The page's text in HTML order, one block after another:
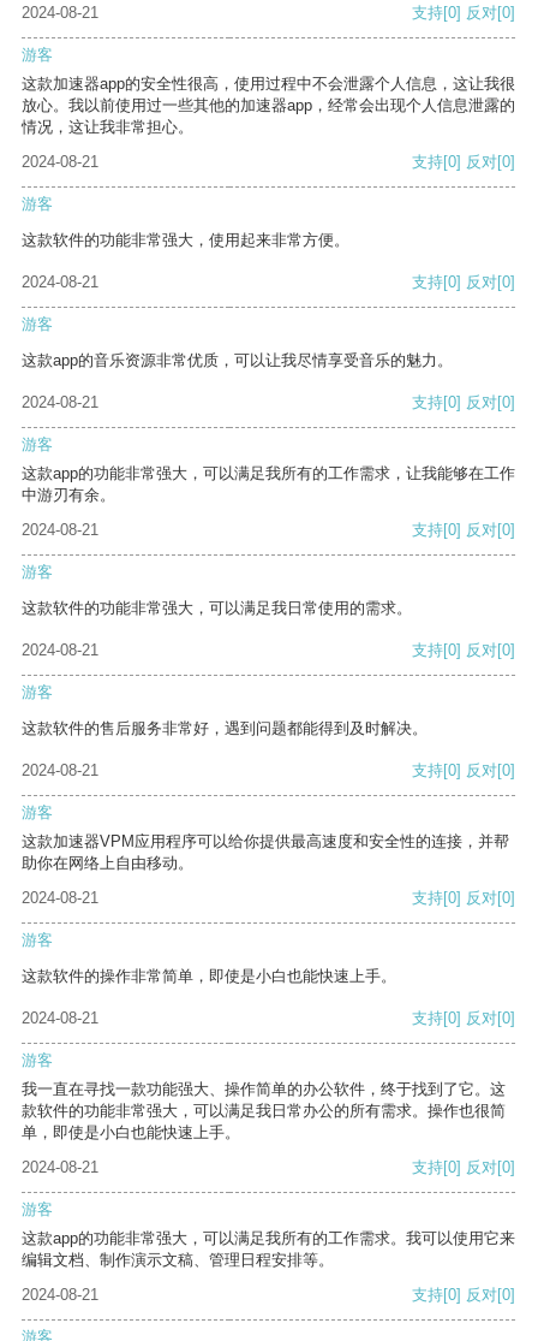
2024-08-21 支持[0] 反对[0]
游客
这款加速器app的安全性很高，使用过程中不会泄露个人信息，这让我很
放心。我以前使用过一些其他的加速器app，经常会出现个人信息泄露的
情况，这让我非常担心。
2024-08-21
支持[0] 反对[0]
游客
这款软件的功能非常强大，使用起来非常方便。
2024-08-21 支持[0] 反对[0]
游客
这款app的音乐资源非常优质，可以让我尽情享受音乐的魅力。
2024-08-21 支持[0] 反对[0]
游客
这款app的功能非常强大，可以满足我所有的工作需求，让我能够在工作
中游刃有余。
2024-08-21
支持[0] 反对[0]
游客
这款软件的功能非常强大，可以满足我日常使用的需求。
2024-08-21 支持[0] 反对[0]
游客
这款软件的售后服务非常好，遇到问题都能得到及时解决。
2024-08-21 支持[0] 反对[0]
游客
这款加速器VPM应用程序可以给你提供最高速度和安全性的连接，并帮
助你在网络上自由移动。
2024-08-21
支持[0] 反对[0]
游客
这款软件的操作非常简单，即使是小白也能快速上手。
2024-08-21 支持[0] 反对[0]
游客
我一直在寻找一款功能强大、操作简单的办公软件，终于找到了它。这
款软件的功能非常强大，可以满足我日常办公的所有需求。操作也很简
单，即使是小白也能快速上手。
2024-08-21
支持[0] 反对[0]
游客
这款app的功能非常强大，可以满足我所有的工作需求。我可以使用它来
编辑文档、制作演示文稿、管理日程安排等。
2024-08-21
支持[0] 反对[0]
游客